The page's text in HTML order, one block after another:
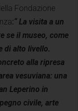
Fondazione
:“ La visita a un
se il museo, come
di alto livello.
alla ripresa
vesuviana: una
Leperino in
civile, arte